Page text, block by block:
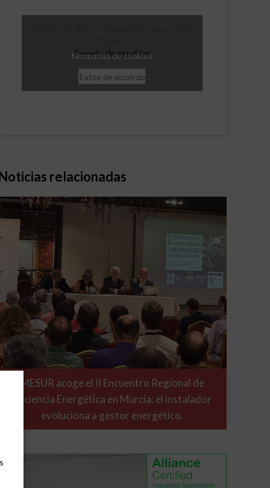
Tweets de grudilec
Normativa de cookies
Estoy de acuerdo
relacionadas
MESUR acoge el II Encuentro Regional de
Eficiencia Energética en Murcia: el instalador
evoluciona a gestor energético.